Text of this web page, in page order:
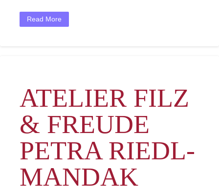
Read More
ATELIER FILZ
& FREUDE
PETRA RIEDL-
MANDAK